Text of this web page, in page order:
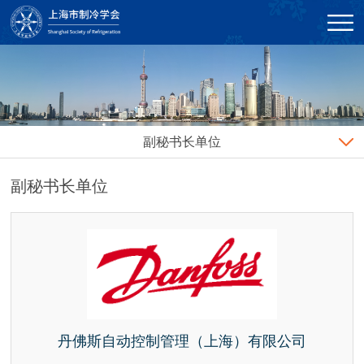
副秘书长单位
副秘书长单位
丹佛斯自动控制管理（上海）有限公司